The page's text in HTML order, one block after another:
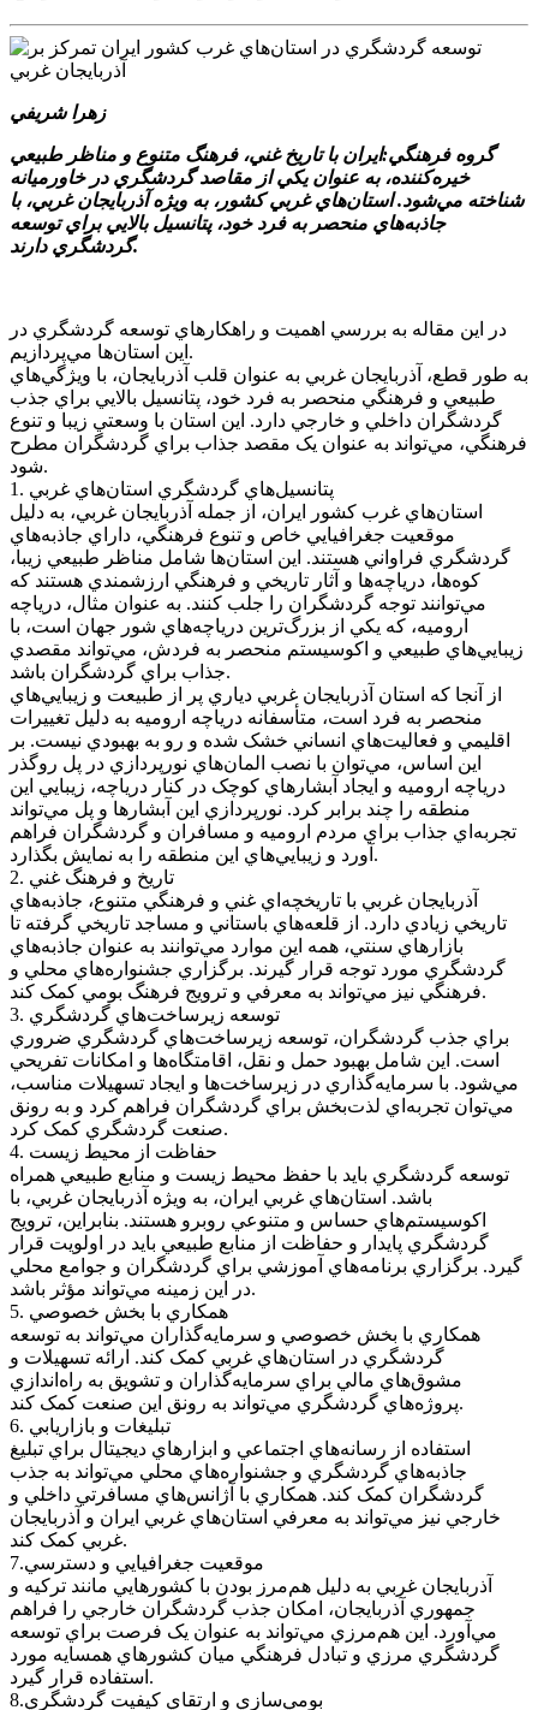
زهرا شريفي
گروه فرهنگي:ايران با تاريخ غني، فرهنگ متنوع و مناظر طبيعي
خيره‌کننده، به عنوان يکي از مقاصد گردشگري در خاورميانه
شناخته مي‌شود. استان‌هاي غربي کشور، به ويژه آذربايجان غربي، با
جاذبه‌هاي منحصر به فرد خود، پتانسيل بالايي براي توسعه
گردشگري دارند.
در اين مقاله به بررسي اهميت و راهکارهاي توسعه گردشگري در
اين استان‌ها مي‌پردازيم.
به طور قطع، آذربايجان غربي به عنوان قلب آذربايجان، با ويژگي‌هاي
طبيعي و فرهنگي منحصر به فرد خود، پتانسيل بالايي براي جذب
گردشگران داخلي و خارجي دارد. اين استان با وسعتي زيبا و تنوع
فرهنگي، مي‌تواند به عنوان يک مقصد جذاب براي گردشگران مطرح
شود.
1. پتانسيل‌هاي گردشگري استان‌هاي غربي
استان‌هاي غرب کشور ايران، از جمله آذربايجان غربي، به دليل
موقعيت جغرافيايي خاص و تنوع فرهنگي، داراي جاذبه‌هاي
گردشگري فراواني هستند. اين استان‌ها شامل مناظر طبيعي زيبا،
کوه‌ها، درياچه‌ها و آثار تاريخي و فرهنگي ارزشمندي هستند که
مي‌توانند توجه گردشگران را جلب کنند. به عنوان مثال، درياچه
اروميه، که يکي از بزرگ‌ترين درياچه‌هاي شور جهان است، با
زيبايي‌هاي طبيعي و اکوسيستم منحصر به فردش، مي‌تواند مقصدي
جذاب براي گردشگران باشد.
از آنجا که استان آذربايجان غربي دياري پر از طبيعت و زيبايي‌هاي
منحصر به فرد است، متأسفانه درياچه اروميه به دليل تغييرات
اقليمي و فعاليت‌هاي انساني خشک شده و رو به بهبودي نيست. بر
اين اساس، مي‌توان با نصب المان‌هاي نورپردازي در پل روگذر
درياچه اروميه و ايجاد آبشارهاي کوچک در کنار درياچه، زيبايي اين
منطقه را چند برابر کرد. نورپردازي اين آبشارها و پل مي‌تواند
تجربه‌اي جذاب براي مردم اروميه و مسافران و گردشگران فراهم
آورد و زيبايي‌هاي اين منطقه را به نمايش بگذارد.
2. تاريخ و فرهنگ غني
آذربايجان غربي با تاريخچه‌اي غني و فرهنگي متنوع، جاذبه‌هاي
تاريخي زيادي دارد. از قلعه‌هاي باستاني و مساجد تاريخي گرفته تا
بازارهاي سنتي، همه اين موارد مي‌توانند به عنوان جاذبه‌هاي
گردشگري مورد توجه قرار گيرند. برگزاري جشنواره‌هاي محلي و
فرهنگي نيز مي‌تواند به معرفي و ترويج فرهنگ بومي کمک کند.
3. توسعه زيرساخت‌هاي گردشگري
براي جذب گردشگران، توسعه زيرساخت‌هاي گردشگري ضروري
است. اين شامل بهبود حمل و نقل، اقامتگاه‌ها و امکانات تفريحي
مي‌شود. با سرمايه‌گذاري در زيرساخت‌ها و ايجاد تسهيلات مناسب،
مي‌توان تجربه‌اي لذت‌بخش براي گردشگران فراهم کرد و به رونق
صنعت گردشگري کمک کرد.
4. حفاظت از محيط زيست
توسعه گردشگري بايد با حفظ محيط زيست و منابع طبيعي همراه
باشد. استان‌هاي غربي ايران، به ويژه آذربايجان غربي، با
اکوسيستم‌هاي حساس و متنوعي روبرو هستند. بنابراين، ترويج
گردشگري پايدار و حفاظت از منابع طبيعي بايد در اولويت قرار
گيرد. برگزاري برنامه‌هاي آموزشي براي گردشگران و جوامع محلي
در اين زمينه مي‌تواند مؤثر باشد.
5. همکاري با بخش خصوصي
همکاري با بخش خصوصي و سرمايه‌گذاران مي‌تواند به توسعه
گردشگري در استان‌هاي غربي کمک کند. ارائه تسهيلات و
مشوق‌هاي مالي براي سرمايه‌گذاران و تشويق به راه‌اندازي
پروژه‌هاي گردشگري مي‌تواند به رونق اين صنعت کمک کند.
6. تبليغات و بازاريابي
استفاده از رسانه‌هاي اجتماعي و ابزارهاي ديجيتال براي تبليغ
جاذبه‌هاي گردشگري و جشنواره‌هاي محلي مي‌تواند به جذب
گردشگران کمک کند. همکاري با آژانس‌هاي مسافرتي داخلي و
خارجي نيز مي‌تواند به معرفي استان‌هاي غربي ايران و آذربايجان
غربي کمک کند.
7.موقعيت جغرافيايي و دسترسي
آذربايجان غربي به دليل هم‌مرز بودن با کشورهايي مانند ترکيه و
جمهوري آذربايجان، امکان جذب گردشگران خارجي را فراهم
مي‌آورد. اين هم‌مرزي مي‌تواند به عنوان يک فرصت براي توسعه
گردشگري مرزي و تبادل فرهنگي ميان کشورهاي همسايه مورد
استفاده قرار گيرد.
8.بومي‌سازي و ارتقاي کيفيت گردشگري